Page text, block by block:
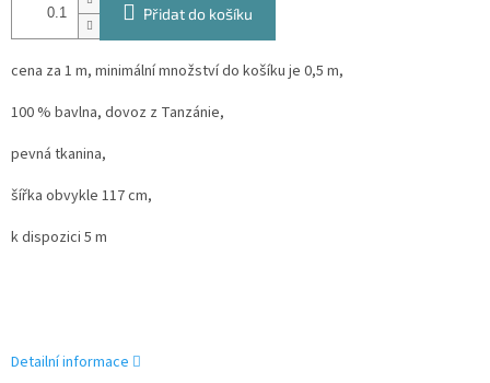
Přidat do košíku
cena za 1 m, minimální množství do košíku je 0,5 m,
100 % bavlna, dovoz z Tanzánie,
pevná tkanina,
šířka obvykle 117 cm,
k dispozici 5 m
Detailní informace